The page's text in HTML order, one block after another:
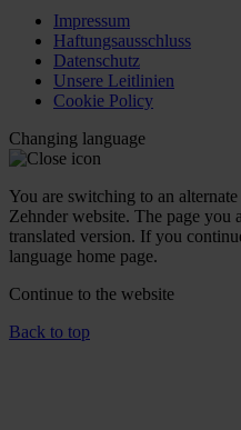
Impressum
Haftungsausschluss
Datenschutz
Unsere Leitlinien
Cookie Policy
Changing language
You are switching to an
Zehnder website. The page you
translated version. If you
language home page.
Continue to the website
Back to top